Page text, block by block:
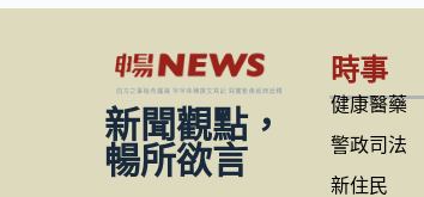
新聞觀點，
暢所欲言
時事
健康醫藥
警政司法
新住民